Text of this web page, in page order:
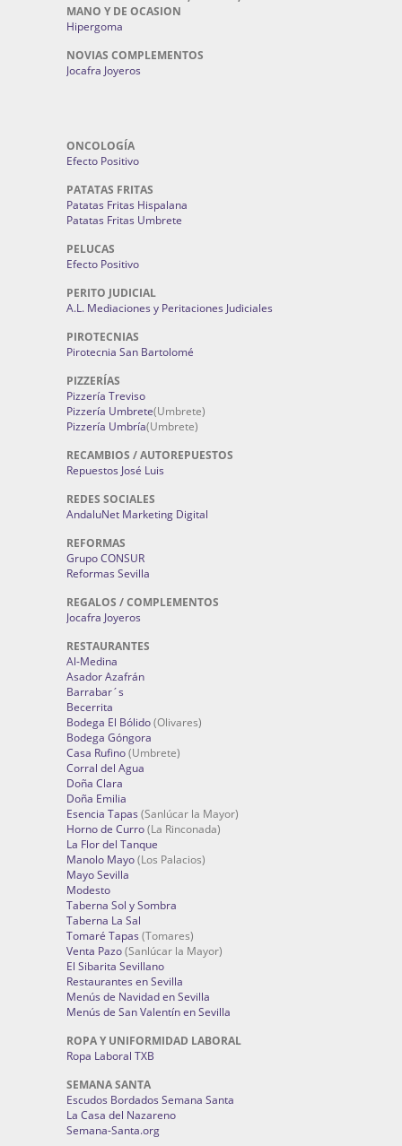
MANO Y DE OCASION
Hipergoma
NOVIAS COMPLEMENTOS
Jocafra Joyeros
ONCOLOGÍA
Efecto Positivo
PATATAS FRITAS
Patatas Fritas Hispalana
Patatas Fritas Umbrete
PELUCAS
Efecto Positivo
PERITO JUDICIAL
A.L. Mediaciones y Peritaciones Judiciales
PIROTECNIAS
Pirotecnia San Bartolomé
PIZZERÍAS
Pizzería Treviso
Pizzería Umbrete(Umbrete)
Pizzería Umbría(Umbrete)
RECAMBIOS / AUTOREPUESTOS
Repuestos José Luis
REDES SOCIALES
AndaluNet Marketing Digital
REFORMAS
Grupo CONSUR
Reformas Sevilla
REGALOS / COMPLEMENTOS
Jocafra Joyeros
RESTAURANTES
Al-Medina
Asador Azafrán
Barrabar´s
Becerrita
Bodega El Bólido(Olivares)
Bodega Góngora
Casa Rufino(Umbrete)
Corral del Agua
Doña Clara
Doña Emilia
Esencia Tapas (Sanlúcar la Mayor)
Horno de Curro(La Rinconada)
La Flor del Tanque
Manolo Mayo(Los Palacios)
Mayo Sevilla
Modesto
Taberna Sol y Sombra
Taberna La Sal
Tomaré Tapas (Tomares)
Venta Pazo(Sanlúcar la Mayor)
El Sibarita Sevillano
Restaurantes en Sevilla
Menús de Navidad en Sevilla
Menús de San Valentín en Sevilla
ROPA Y UNIFORMIDAD LABORAL
Ropa Laboral TXB
SEMANA SANTA
Escudos Bordados Semana Santa
La Casa del Nazareno
Semana-Santa.org